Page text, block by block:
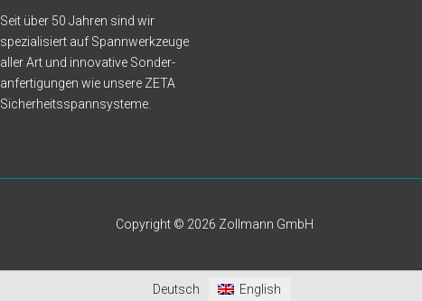
Seit über 50 Jahren sind wir
spezialisiert auf Spannwerkzeuge
aller Art und innovative Sonder-
anfertigungen wie unsere ZETA
Sicherheitsspannsysteme.
Copyright © 2026 Zollmann GmbH
Deutsch English